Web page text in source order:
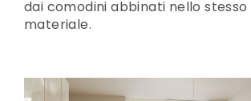
dai comodini abbinati nello
materiale.